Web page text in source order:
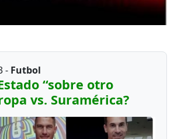
- Futbol
“sobre otro
vs. Suramérica?